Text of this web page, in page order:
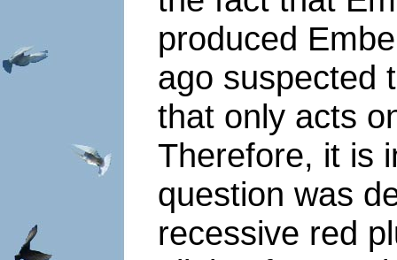
produced
ago suspected
that only acts
Therefore, it is
question was
recessive red